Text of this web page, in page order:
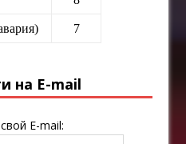
7
на E-mail
E-mail: